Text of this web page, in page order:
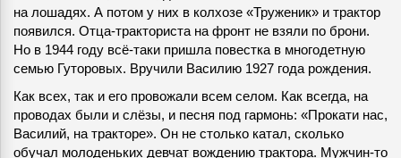
на лошадях. А потом у них в колхозе «Труженик» и трактор
появился. Отца-тракториста на фронт не взяли по брони.
Но в 1944 году всё-таки пришла повестка в многодетную
семью Гуторовых. Вручили Василию 1927 года рождения.
Как всех, так и его провожали всем селом. Как всегда, на
проводах были и слёзы, и песня под гармонь: «Прокати нас,
Василий, на тракторе». Он не столько катал, сколько
обучал молоденьких девчат вождению трактора. Мужчин-то